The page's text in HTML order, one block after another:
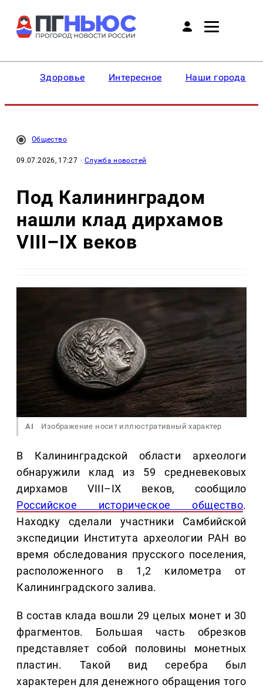
Здоровье Интересное Наши города
Общество
09.07.2026, 17:27 · Служба новостей
Под Калининградом
нашли клад дирхамов
VIII–IX веков
AI Изображение носит иллюстративный характер
В Калининградской области археологи
обнаружили клад из 59 средневековых
дирхамов VIII–IX веков, сообщило
Российское историческое общество.
Находку сделали участники Самбийской
экспедиции Института археологии РАН во
время обследования прусского поселения,
расположенного в 1,2 километра от
Калининградского залива.
В состав клада вошли 29 целых монет и 30
фрагментов. Большая часть обрезков
представляет собой половины монетных
пластин. Такой вид серебра был
характерен для денежного обращения того